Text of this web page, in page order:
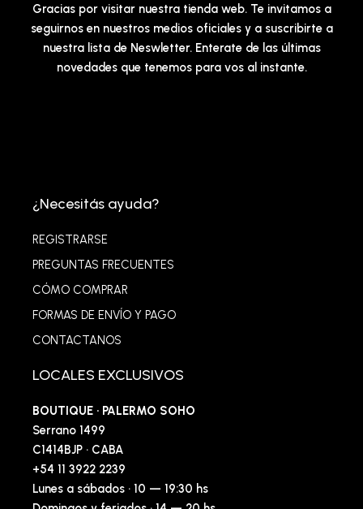
Gracias por visitar nuestra tienda web. Te invitamos a
seguirnos en nuestros medios oficiales y a suscribirte a
nuestra lista de Neswletter. Enterate de las últimas
novedades que tenemos para vos al instante.
¿Necesitás ayuda?
REGISTRARSE
PREGUNTAS FRECUENTES
CÓMO COMPRAR
FORMAS DE ENVÍO Y PAGO
CONTACTANOS
LOCALES EXCLUSIVOS
BOUTIQUE · PALERMO SOHO
Serrano 1499
C1414BJP · CABA
+54 11 3922 2239
Lunes a sábados · 10 — 19:30 hs